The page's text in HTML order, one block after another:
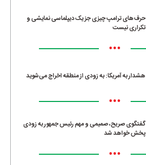
حرف‌های ترامپ چیزی جز یک دیپلماسی نمایشی و
تکراری نیست
•••
هشدار به آمریکا: به زودی از منطقه اخراج می‌شوید
•••
گفتگوی صریح، صمیمی و مهم رئیس جمهور به زودی
پخش خواهد شد
•••